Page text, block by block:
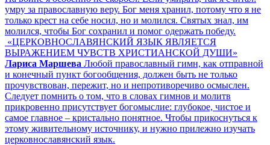
умру за православную веру. Бог меня хранил, потому что я не
только крест на себе носил, но и молился. Святых знал, им
молился, чтобы Бог сохранил и помог одержать победу.
«ЦЕРКОВНОСЛАВЯНСКИЙ ЯЗЫК ЯВЛЯЕТСЯ
ВЫРАЖЕНИЕМ ЧУВСТВ ХРИСТИАНСКОЙ ДУШИ»
Лариса Маршева Любой православный гимн, как отправной
и конечный пункт богообщения, должен быть не только
прочувствован, пережит, но и непротиворечиво осмыслен.
Следует помнить о том, что в словах гимнов и молитв
прикровенно присутствует богомыслие: глубокое, чистое и
самое главное – кристально понятное. Чтобы прикоснуться к
этому живительному источнику, и нужно прилежно изучать
церковнославянский язык.